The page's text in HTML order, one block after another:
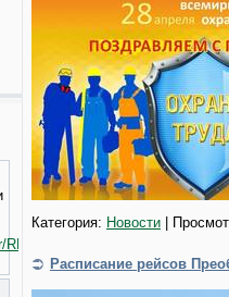
Категория: Новости |
Расписание рейсов